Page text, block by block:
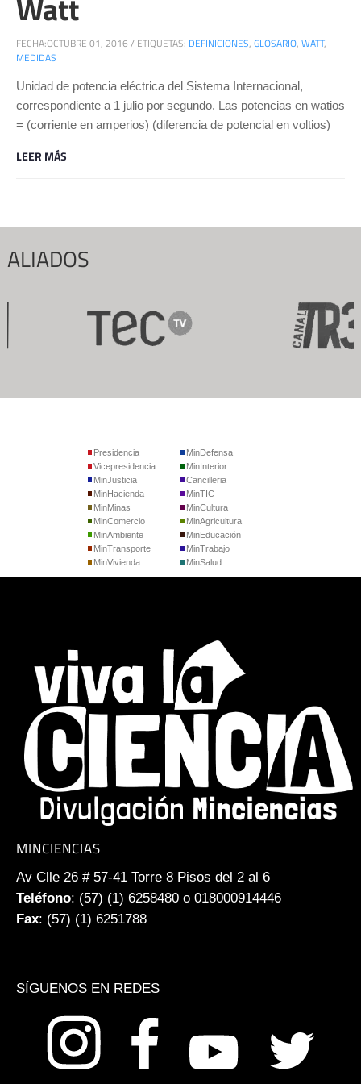
FECHA:OCTUBRE 01, 2016 / ETIQUETAS: DEFINICIONES, GLOSARIO, WATT,
MEDIDAS
Unidad de potencia eléctrica del Sistema Internacional,
correspondiente a 1 julio por segundo. Las potencias en watios
= (corriente en amperios) (diferencia de potencial en voltios)
LEER MÁS
ALIADOS
Presidencia
Vicepresidencia
MinJusticia
MinDefensa
MinInterior
Cancilleria
MinHacienda
MinMinas
MinComercio
MinTIC
MinCultura
MinAgricultura
MinAmbiente
MinTransporte
MinVivienda
MinEducación
MinTrabajo
MinSalud
MINCIENCIAS
Av Clle 26 # 57-41 Torre 8 Pisos del 2 al 6
Teléfono: (57) (1) 6258480 o 018000914446
Fax: (57) (1) 6251788
SÍGUENOS EN REDES